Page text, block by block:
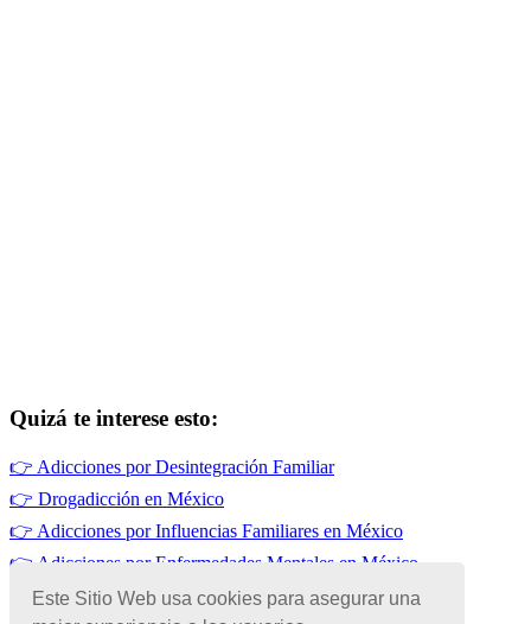
Este Sitio Web usa cookies para asegurar una
Quizá te interese esto:
👉 Adicciones por Desintegración Familiar
👉 Drogadicción en México
👉 Adicciones por Influencias Familiares en México
👉 Adicciones por Enfermedades Mentales en México
👉Adicciones en México